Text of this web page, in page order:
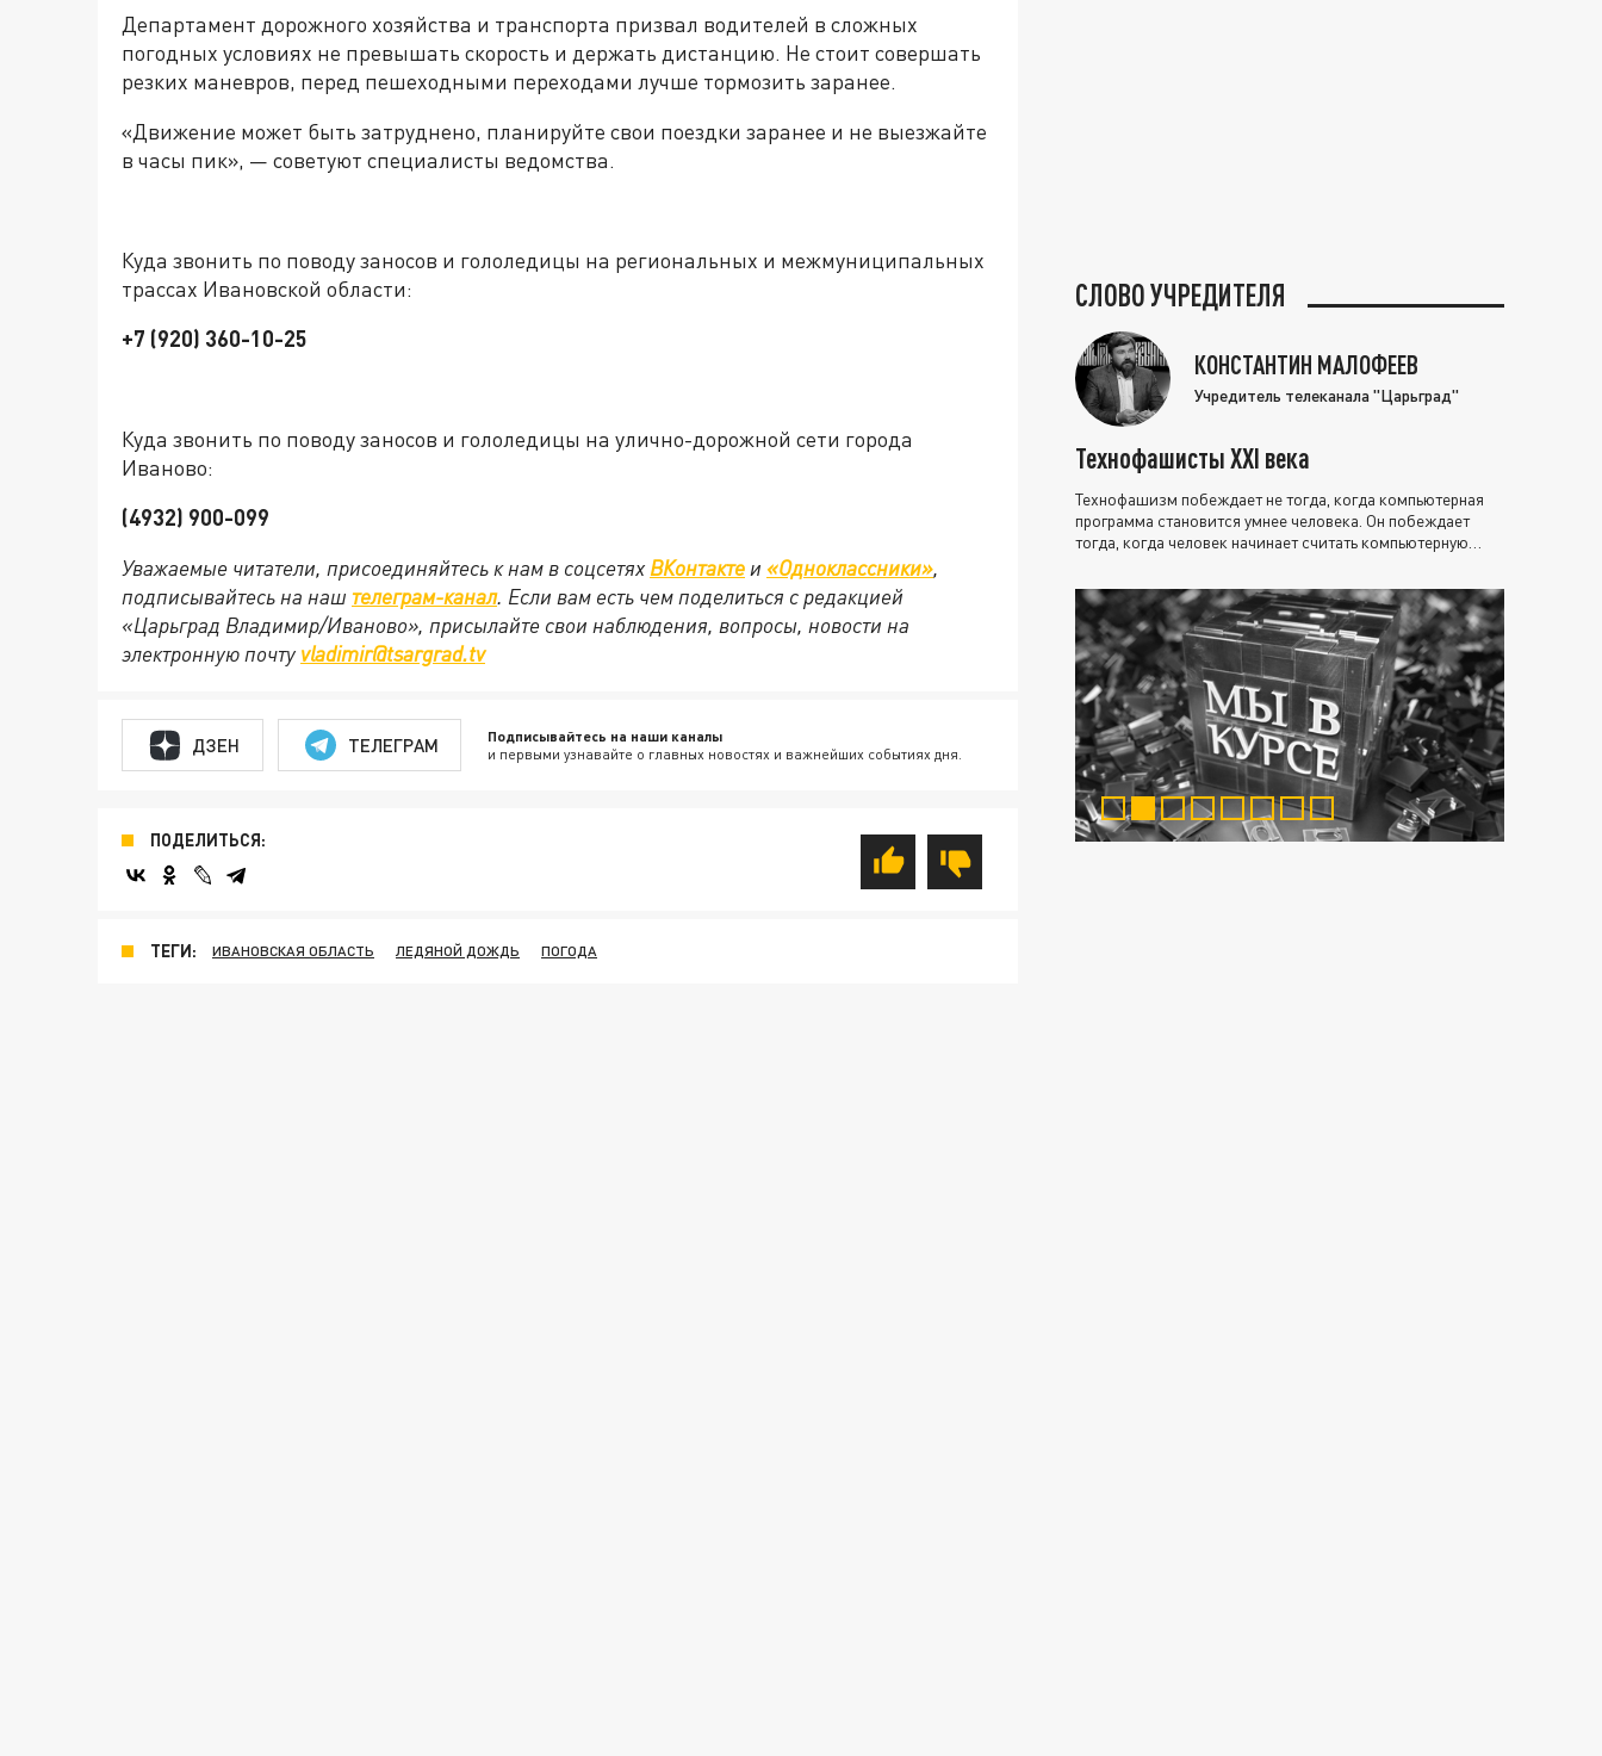
Департамент дорожного хозяйства и транспорта призвал водителей в сложных
погодных условиях не превышать скорость и держать дистанцию. Не стоит совершать
резких маневров, перед пешеходными переходами лучше тормозить заранее.
«Движение может быть затруднено, планируйте свои поездки заранее и не выезжайте
в часы пик», — советуют специалисты ведомства.
Куда звонить по поводу заносов и гололедицы на региональных и межмуниципальных
трассах Ивановской области:
+7 (920) 360-10-25
Куда звонить по поводу заносов и гололедицы на улично-дорожной сети города
Иваново:
(4932) 900-099
Уважаемые читатели, присоединяйтесь к нам в соцсетях ВКонтакте и «Одноклассники»,
подписывайтесь на наш телеграм-канал. Если вам есть чем поделиться с редакцией
«Царьград Владимир/Иваново», присылайте свои наблюдения, вопросы, новости на
электронную почту vladimir@tsargrad.tv
ДЗЕН ТЕЛЕГРАМ Подписывайтесь на наши каналы
и первыми узнавайте о главных новостях и важнейших событиях дня.
ПОДЕЛИТЬСЯ:
ТЕГИ: ИВАНОВСКАЯ ОБЛАСТЬ ЛЕДЯНОЙ ДОЖДЬ ПОГОДА
СЛОВО УЧРЕДИТЕЛЯ
КОНСТАНТИН МАЛОФЕЕВ
Учредитель телеканала "Царьград"
Технофашисты XXI века
Технофашизм побеждает не тогда, когда компьютерная
программа становится умнее человека. Он побеждает
тогда, когда человек начинает считать компьютерную